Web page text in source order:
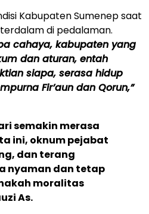
Kabupaten Sumenep saat
di pedalaman.
cahaya, kabupaten yang
dan aturan, entah
siapa, serasa hidup
Fir’aun dan Qorun,”
semakin merasa
ini, oknum pejabat
dan terang
nyaman dan tetap
moralitas
As.